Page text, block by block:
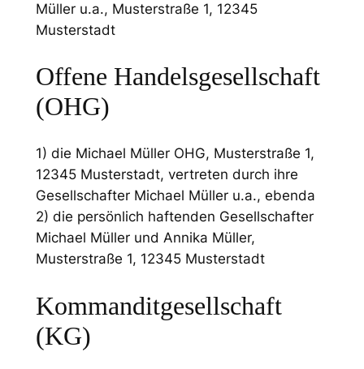
Müller u.a., Musterstraße 1, 12345
Musterstadt
Offene Handelsgesellschaft
(OHG)
1) die Michael Müller OHG, Musterstraße 1,
12345 Musterstadt, vertreten durch ihre
Gesellschafter Michael Müller u.a., ebenda
2) die persönlich haftenden Gesellschafter
Michael Müller und Annika Müller,
Musterstraße 1, 12345 Musterstadt
Kommanditgesellschaft
(KG)